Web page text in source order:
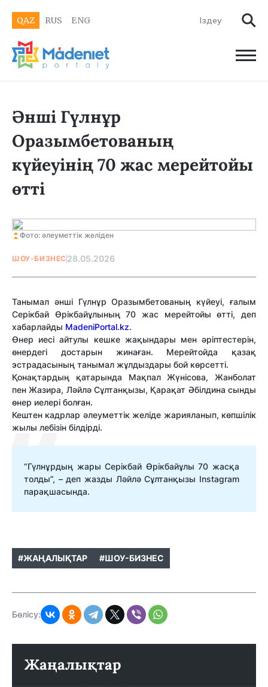
QAZ RUS ENG
Әнші Гүлнұр
Оразымбетованың
күйеуінің 70 жас мерейтойы
өтті
Фото: әлеуметтік желіден
ШОУ-БИЗНЕС 28.05.2026
Танымал әнші Гүлнұр Оразымбетованың күйеуі, ғалым
Серікбай Өрікбайұлының 70 жас мерейтойы өтті, деп
хабарлайды MadeniPortal.kz.
Өнер иесі айтулы кешке жақындары мен әріптестерін,
өнердегі достарын жинаған. Мерейтойда қазақ
эстрадасының танымал жұлдыздары бой көрсетті.
Қонақтардың қатарында Мақпал Жүнісова, Жанболат
пен Жазира, Ләйлә Сұлтанқызы, Қарақат Әбілдина сынды
өнер иелері болған.
Кештен кадрлар әлеуметтік желіде жарияланып, көпшілік
жылы лебізін білдірді.
“Гүлнұрдың жары Серікбай Өрікбайұлы 70 жасқа
толды”, – деп жазды Ләйлә Сұлтанқызы Instagram
парақшасында.
#ЖАҢАЛЫҚТАР #ШОУ-БИЗНЕС
Бөлісу:
Жаңалықтар